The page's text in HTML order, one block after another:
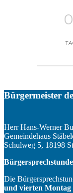
Bürgermeister
Herr Hans-Werner
Gemeindehaus
Schulweg 5, 18198
Die
und vierten